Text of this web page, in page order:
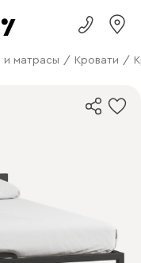
и матрасы / Кровати /